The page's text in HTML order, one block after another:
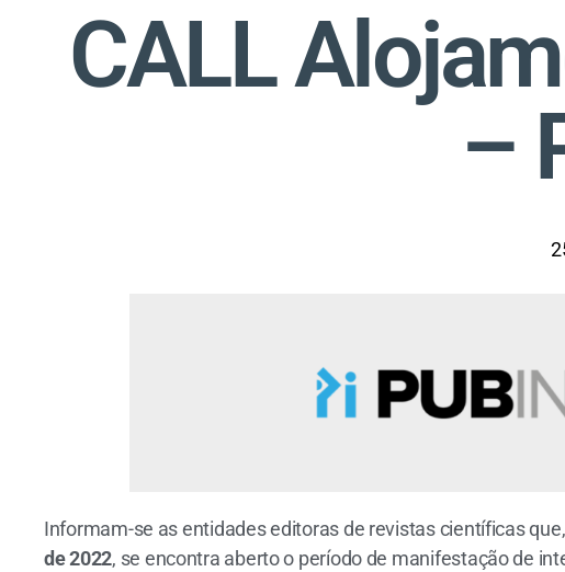
CALL
–
Informam-se as entidades editoras de revistas científicas
de 2022, se encontra aberto o período de manifestação de